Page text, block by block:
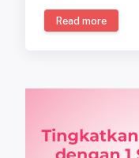
Read more